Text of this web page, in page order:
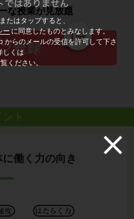
たはタップすると、
ーに同意したものとみなします。
からのメールの受信を許可して下さ
しくは
ください。
な授業が見放題
ト
働く力の向き